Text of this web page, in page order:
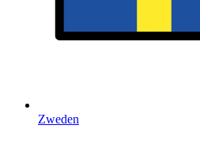
Zweden